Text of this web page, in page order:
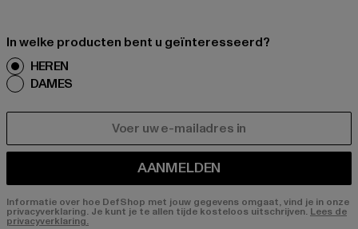
In welke producten bent u geïnteresseerd?
HEREN
DAMES
AANMELDEN
Informatie over hoe DefShop met jouw gegevens omgaat, vind je in onze
privacyverklaring. Je kunt je te allen tijde kosteloos uitschrijven. Lees de
privacyverklaring.